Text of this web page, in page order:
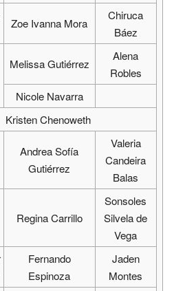
Zoe Ivanna Mora
Chiruca
Báez
Melissa Gutiérrez
Alena
Robles
Nicole Navarra
Kristen Chenoweth
Andrea Sofía
Gutiérrez
Valeria
Candeira
Balas
Regina Carrillo
Sonsoles
Silvela de
Vega
Fernando
Espinoza
Jaden
Montes